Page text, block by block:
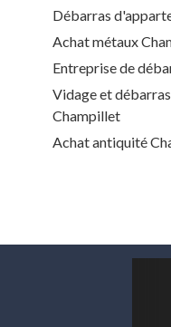
Débarras
Achat métaux
Entreprise de
Vidage et
Champillet
Achat antiquité